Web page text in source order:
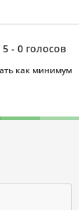
5 - 0 голосов
как минимум